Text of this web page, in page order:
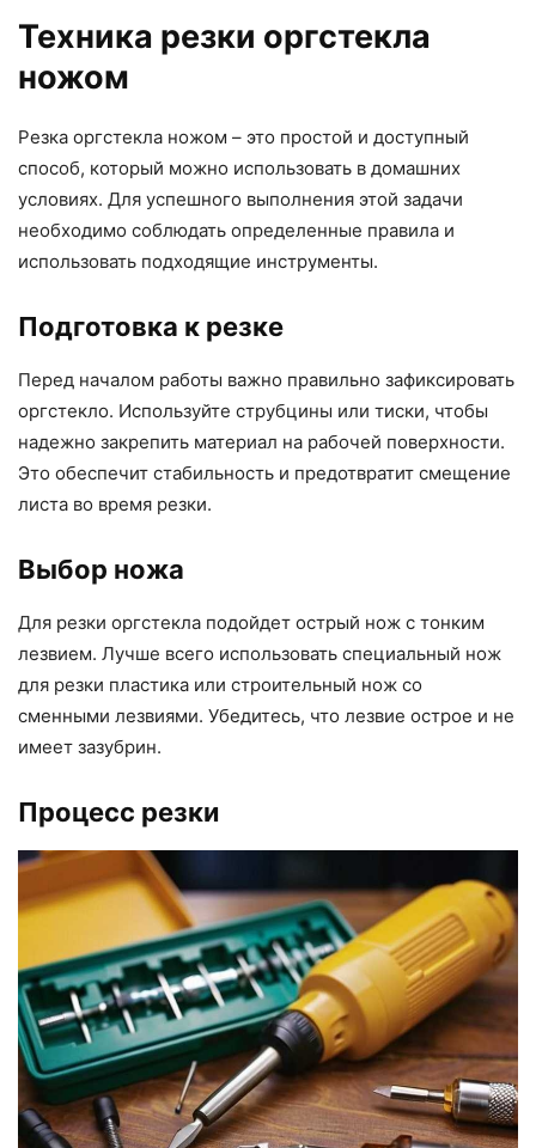
Техника резки оргстекла
ножом
Резка оргстекла ножом – это простой и доступный
способ, который можно использовать в домашних
условиях. Для успешного выполнения этой задачи
необходимо соблюдать определенные правила и
использовать подходящие инструменты.
Подготовка к резке
Перед началом работы важно правильно зафиксировать
оргстекло. Используйте струбцины или тиски, чтобы
надежно закрепить материал на рабочей поверхности.
Это обеспечит стабильность и предотвратит смещение
листа во время резки.
Выбор ножа
Для резки оргстекла подойдет острый нож с тонким
лезвием. Лучше всего использовать специальный нож
для резки пластика или строительный нож со
сменными лезвиями. Убедитесь, что лезвие острое и не
имеет зазубрин.
Процесс резки